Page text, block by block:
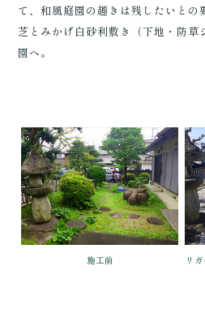
て、和風庭園の趣きは残したいとの
芝とみかげ白砂利敷き（下地・防草
園へ。
施工前
リ